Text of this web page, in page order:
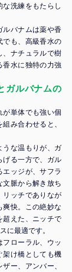
洗練をもたらし
ルバナムは薬や香
でも、高級香水の
、ナチュラルで樹
香水に独特の力強
ガルバナムの
が単体でも強い個
み合わせると、
うな温もりが、ガ
げる一方で、ガル
ッジが、サフラ
文脈から解き放ち
リッチでありなが
爽快。この絶妙な
超えた、ニッチで
に最適です。
ローラル、ウッ
架け橋としても機
ー、アンバー、